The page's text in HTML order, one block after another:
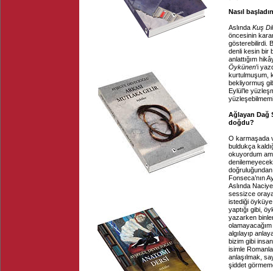
Nasıl
Aslında Kuş
öncesinin
gösterebilirdi.
denli kesin bir
anlattığım
Öykünen’i
kurtulmuşum,
bekliyormuş
Eylül’le
Ağlayan Dağ
doğdu?
O karmaşada
buldukça
okuyordum
Fonseca’nın
Aslında
sessizce
istediği
yaptığı gibi,
yazarken
algılayıp
bizim gibi
isimle
anlaşılmak,
şiddet